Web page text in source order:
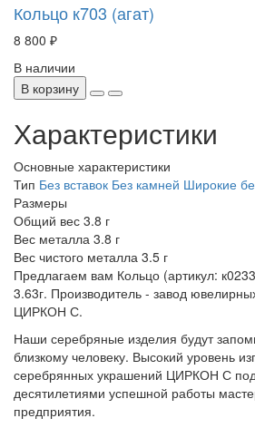
Кольцо к703 (агат)
8 800 ₽
В наличии
В корзину
Характеристики
Основные характеристики
Тип Без вставок Без камней Широкие
Размеры
Общий вес 3.8 г
Вес металла 3.8 г
Вес чистого металла 3.5 г
Предлагаем вам Кольцо (артикул:
3.63г. Производитель - завод
ЦИРКОН С.
Наши серебряные изделия будут
близкому человеку. Высокий уровень
серебрянных украшений ЦИРКОН С
десятилетиями успешной работы
предприятия.